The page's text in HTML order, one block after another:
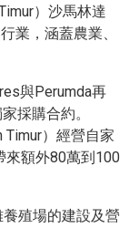
）沙馬林達
業，涵蓋農業、
與Perumda再
採購合約。
Timur）經營自家
來額外80萬到100
養殖場的建設及營